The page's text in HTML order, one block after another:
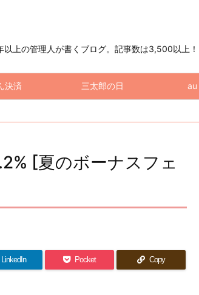
上の管理人が書くブログ。記事数は3,500以上！
決済 三太郎の日 au
[夏のボーナスフェ
LinkedIn Pocket Copy